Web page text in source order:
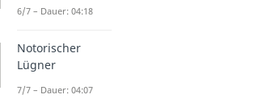
6/7 – Dauer: 04:18
Notorischer
Lügner
7/7 – Dauer: 04:07